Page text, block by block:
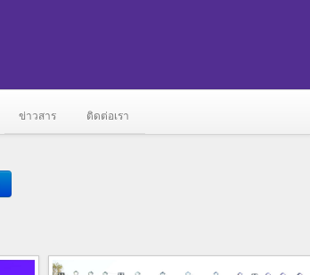
ข่าวสาร ติดต่อเรา